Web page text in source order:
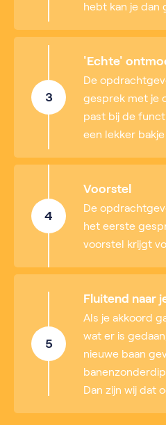
hebt kan je dan
3
'Echte'
De
gesprek met je
past bij de
een lekker
4
Voorstel
De
het eerste
voorstel krijgt
5
Fluitend naar
Als je akkoord
wat er is
nieuwe baan
Dan zijn wij dat